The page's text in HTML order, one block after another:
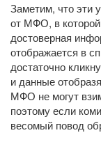
Заметим, что эти
от МФО, в
достоверная
отображается в
достаточно
и данные
МФО не могут
поэтому если
весомый повод